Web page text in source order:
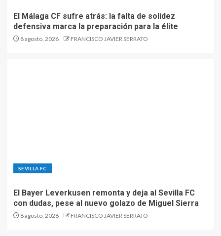
El Málaga CF sufre atrás: la falta de solidez
defensiva marca la preparación para la élite
8 agosto, 2026 FRANCISCO JAVIER SERRATO
SEVILLA FC
El Bayer Leverkusen remonta y deja al Sevilla FC
con dudas, pese al nuevo golazo de Miguel Sierra
8 agosto, 2026 FRANCISCO JAVIER SERRATO